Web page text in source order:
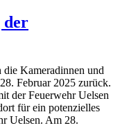
der
Kameradinnen und
Februar 2025 zurück.
der Feuerwehr Uelsen
für ein potenzielles
Uelsen. Am 28.